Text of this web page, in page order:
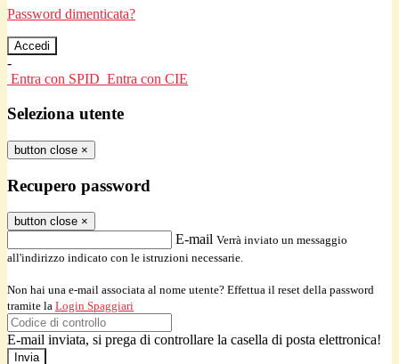
Password dimenticata?
-
Entra con SPID Entra con CIE
Seleziona utente
button close ×
Recupero password
button close ×
E-mail Verrà inviato un messaggio
all'indirizzo indicato con le istruzioni necessarie.
Non hai una e-mail associata al nome utente? Effettua il reset della password
tramite la Login Spaggiari
E-mail inviata, si prega di controllare la casella di posta elettronica!